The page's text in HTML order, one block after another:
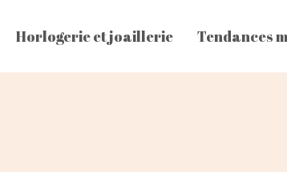
Horlogerie et joaillerie Tendances